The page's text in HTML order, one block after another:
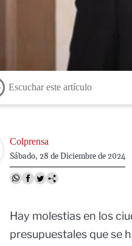
Escuchar este artículo
Colprensa
Sábado, 28 de Diciembre de 2024
Hay molestias en los
presupuestales que se